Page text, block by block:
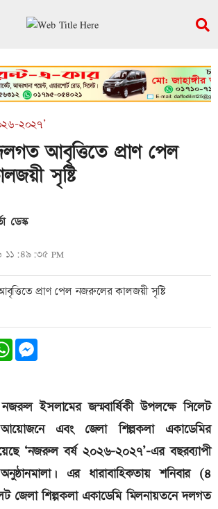
২০২৭’
আবৃত্তিতে প্রাণ পেল
সৃষ্টি
ডেস্ক
১১:৪৯:৩৫ PM
WhatsApp
ইসলামের জন্মবার্ষিকী উপলক্ষে সিলেট
এবং জেলা শিল্পকলা একাডেমির
‘নজরুল বর্ষ ২০২৬-২০২৭’-এর বছরব্যাপী
এর ধারাবাহিকতায় শনিবার (৪
জেলা শিল্পকলা একাডেমি মিলনায়তনে দলগত